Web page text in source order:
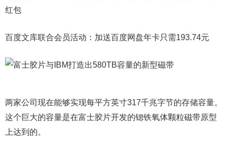
红包
百度文库联合会员活动：加送百度网盘年卡只需193.74元
两家公司现在能够实现每平方英寸317千兆字节的存储容量。
这个巨大的容量是在富士胶片开发的锶铁氧体颗粒磁带原型
上达到的。